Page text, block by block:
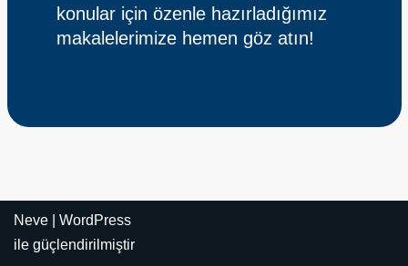
konular için özenle hazırladığımız
makalelerimize hemen göz atın!
Neve
WordPress
ile güçlendirilmiştir